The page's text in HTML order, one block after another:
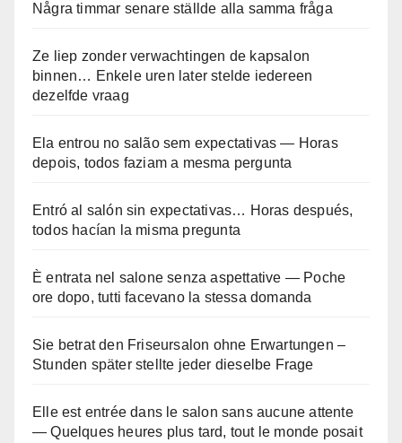
Några timmar senare ställde alla samma fråga
Ze liep zonder verwachtingen de kapsalon
binnen… Enkele uren later stelde iedereen
dezelfde vraag
Ela entrou no salão sem expectativas — Horas
depois, todos faziam a mesma pergunta
Entró al salón sin expectativas… Horas después,
todos hacían la misma pregunta
È entrata nel salone senza aspettative — Poche
ore dopo, tutti facevano la stessa domanda
Sie betrat den Friseursalon ohne Erwartungen –
Stunden später stellte jeder dieselbe Frage
Elle est entrée dans le salon sans aucune attente
— Quelques heures plus tard, tout le monde posait